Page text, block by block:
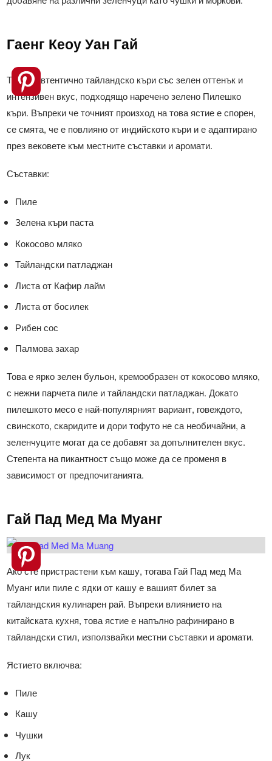
Гаенг Кеоу Уан Гай
Това е автентично тайландско къри със зелен оттенък и
интензивен вкус, подходящо наречено зелено Пилешко
къри. Въпреки че точният произход на това ястие е спорен,
се смята, че е повлияно от индийското къри и е адаптирано
през вековете към местните съставки и аромати.
Съставки:
Пиле
Зелена къри паста
Кокосово мляко
Тайландски патладжан
Листа от Кафир лайм
Листа от босилек
Рибен сос
Палмова захар
Това е ярко зелен бульон, кремообразен от кокосово мляко,
с нежни парчета пиле и тайландски патладжан. Докато
пилешкото месо е най-популярният вариант, говеждото,
свинското, скаридите и дори тофуто не са необичайни, а
зеленчуците могат да се добавят за допълнителен вкус.
Степента на пикантност също може да се променя в
зависимост от предпочитанията.
Гай Пад Мед Ма Муанг
Ако сте пристрастени към кашу, тогава Гай Пад мед Ма
Муанг или пиле с ядки от кашу е вашият билет за
тайландския кулинарен рай. Въпреки влиянието на
китайската кухня, това ястие е напълно рафинирано в
тайландски стил, използвайки местни съставки и аромати.
Ястието включва:
Пиле
Кашу
Чушки
Лук